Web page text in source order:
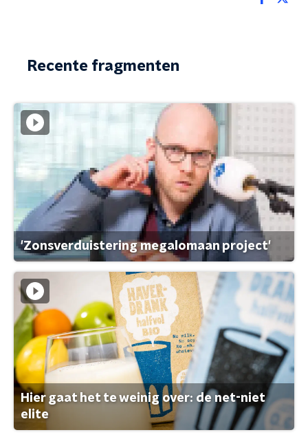
Recente fragmenten
'Zonsverduistering megalomaan project'
Hier gaat het te weinig over: de net-niet
elite